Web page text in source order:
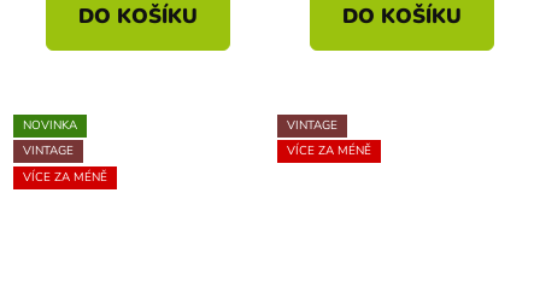
DO KOŠÍKU DO KOŠÍKU
NOVINKA
VINTAGE
VÍCE ZA MÉNĚ
VINTAGE
VÍCE ZA MÉNĚ